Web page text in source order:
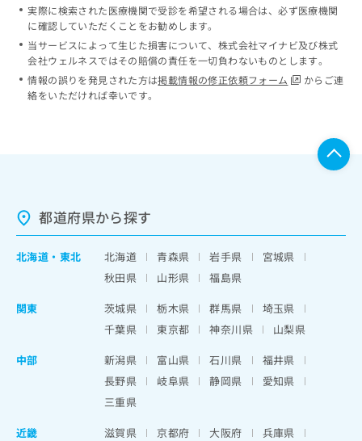
実際に検索された医療機関で受診を希望される場合は、必ず医療機関
に確認していただくことをお勧めします。
当サービスによって生じた損害について、株式会社マイナビ及び株式
会社ウェルネスではその賠償の責任を一切負わないものとします。
情報の誤りを発見された方は掲載情報の修正依頼フォーム
からご連
絡をいただければ幸いです。
都道府県から探す
北海道 ・ 東北 北海道 青森県 岩手県
宮城県
秋田県
山形県
福島県
関東
茨城県 栃木県 群馬県
埼玉県
千葉県
東京都 神奈川県
山梨県
中部
新潟県 富山県 石川県
福井県
長野県
岐阜県 静岡県
愛知県
三重県
近畿
滋賀県 京都府 大阪府
兵庫県